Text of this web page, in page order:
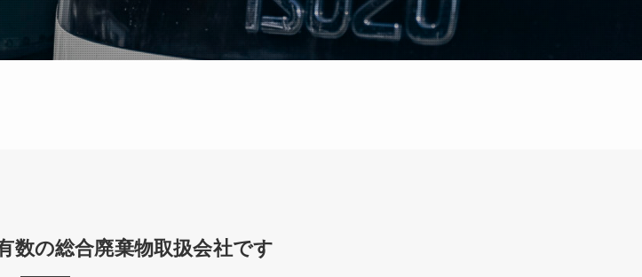
数の総合廃棄物取扱会社です